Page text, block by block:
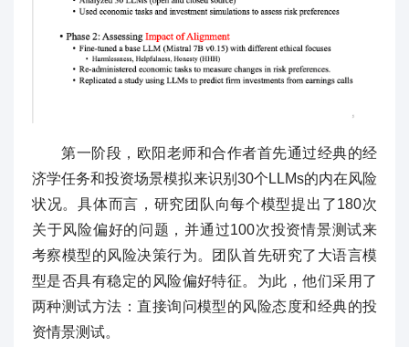
第一阶段，欧阳老师和合作者首先通过经典的经
济学任务和投资场景模拟来识别30个LLMs的内在风险
状况。具体而言，研究团队向每个模型提出了180次
关于风险偏好的问题，并通过100次投资情景测试来
考察模型的风险决策行为。团队首先研究了大语言模
型是否具有稳定的风险偏好特征。为此，他们采用了
两种测试方法：直接询问模型的风险态度和经典的投
资情景测试。